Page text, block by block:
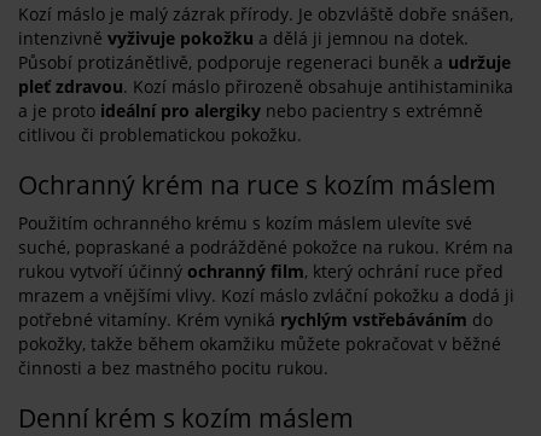
Kozí máslo je malý zázrak přírody. Je obzvláště dobře snášen,
intenzivně vyživuje pokožku a dělá ji jemnou na dotek.
Působí protizánětlivě, podporuje regeneraci buněk a udržuje
pleť zdravou. Kozí máslo přirozeně obsahuje antihistaminika
a je proto ideální pro alergiky nebo pacientry s extrémně
citlivou či problematickou pokožku.
Ochranný krém na ruce s kozím máslem
Použitím ochranného krému s kozím máslem ulevíte své
suché, popraskané a podrážděné pokožce na rukou. Krém na
rukou vytvoří účinný ochranný film, který ochrání ruce před
mrazem a vnějšími vlivy. Kozí máslo zvláční pokožku a dodá ji
potřebné vitamíny. Krém vyniká rychlým vstřebáváním do
pokožky, takže během okamžiku můžete pokračovat v běžné
činnosti a bez mastného pocitu rukou.
Denní krém s kozím máslem